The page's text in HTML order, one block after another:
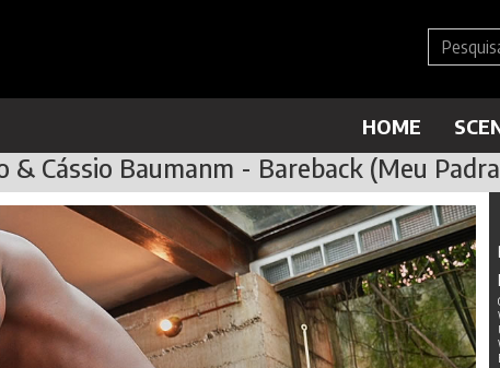
HOME
& Cássio Baumanm - Bareback (Meu